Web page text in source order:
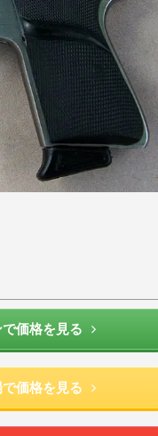
価格を見る
価格を見る